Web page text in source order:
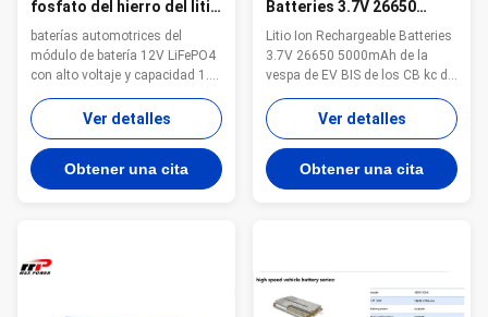
fosfato del hierro del litio
del módulo de batería del
ESS EV Lifepo4 12V 145ah
baterías automotrices del
módulo de batería 12V LiFePO4
con alto voltaje y capacidad 1.
ECE pasajero R100 (norma de
seguridad de EV en Europa)
ayuda del módulo de batería de
2.12V lifepo4 en serie y
conexión paralela 3. Vida del
ciclo celular de batería más de
Ver detalles
Obtener una cita
Batteries 3.7V 26650
5000mAh de la vespa de
EV
Litio Ion Rechargeable Batteries
3.7V 26650 5000mAh de la
vespa de EV BIS de los CB kc de
los batterys del litio de la alta
tasa del batería li-ion 26650 5Ah
3.7V del IEC Alta célula
cilíndrica del Li-ion 5000mAh de
la batería de ión de litio 26650
de la capacidad 100% en la
Ver detalles
Obtener una cita